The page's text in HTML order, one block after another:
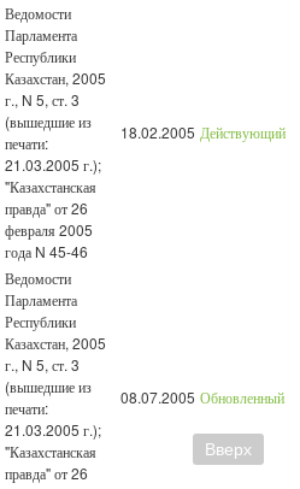
Ведомости
Парламента
Республики
Казахстан, 2005
г., N 5, ст. 3
(вышедшие из
печати:
21.03.2005 г.);
"Казахстанская
правда" от 26
февраля 2005
года N 45-46
18.02.2005 Действующий
Ведомости
Парламента
Республики
Казахстан, 2005
г., N 5, ст. 3
(вышедшие из
печати:
21.03.2005 г.);
"Казахстанская
правда" от 26
08.07.2005 Обновленный
Вверх